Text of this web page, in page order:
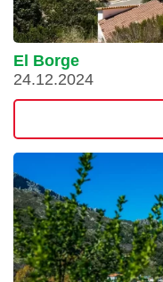
El Borge
24.12.2024